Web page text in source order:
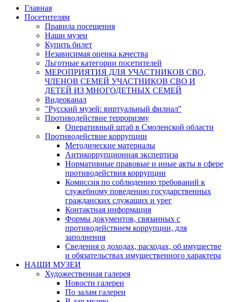
Главная
Посетителям
Правила посещения
Наши музеи
Купить билет
Независимая оценка качества
Льготные категории посетителей
МЕРОПРИЯТИЯ ДЛЯ УЧАСТНИКОВ СВО,
ЧЛЕНОВ СЕМЕЙ УЧАСТНИКОВ СВО И
ДЕТЕЙ ИЗ МНОГОДЕТНЫХ СЕМЕЙ
Видеоканал
"Русский музей: виртуальный филиал"
Противодействие терроризму
Оперативный штаб в Смоленской области
Противодействие коррупции
Методические материалы
Антикоррупционная экспертиза
Нормативные правовые и иные акты в сфере
противодействия коррупции
Комиссия по соблюдению требований к
служебному поведению государственных
гражданских служащих и урег
Контактная информация
Формы документов, связанных с
противодействием коррупции, для
заполнения
Сведения о доходах, расходах, об имуществе
и обязательствах имущественного характера
НАШИ МУЗЕИ
Художественная галерея
Новости галереи
По залам галереи